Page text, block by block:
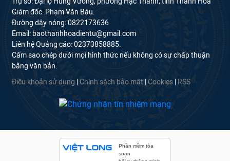
Giám đốc: Phạm Văn Báu.
Đường dây nóng: 0822173636
Email: baothanhhoadientu@gmail.com
Liên hệ Quảng cáo: 02373858885.
Cấm sao chép dưới mọi hình thức nếu không có sự chấp thuận
bằng văn bản.
Điều khoản sử dụng Chính sách bảo mật Cookies RSS
Phần mềm tòa
soạn